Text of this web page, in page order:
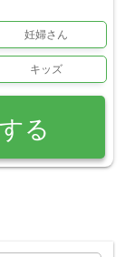
妊婦さん
キッズ
る